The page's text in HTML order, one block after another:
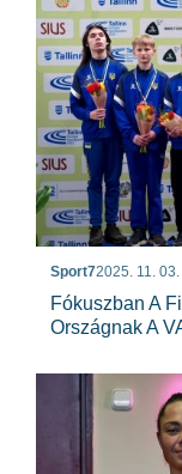
Sport72025. 11. 03.
Fókuszban A
Országnak A